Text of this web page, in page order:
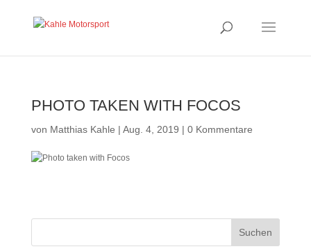
PHOTO TAKEN WITH FOCOS
von Matthias Kahle | Aug. 4, 2019 | 0 Kommentare